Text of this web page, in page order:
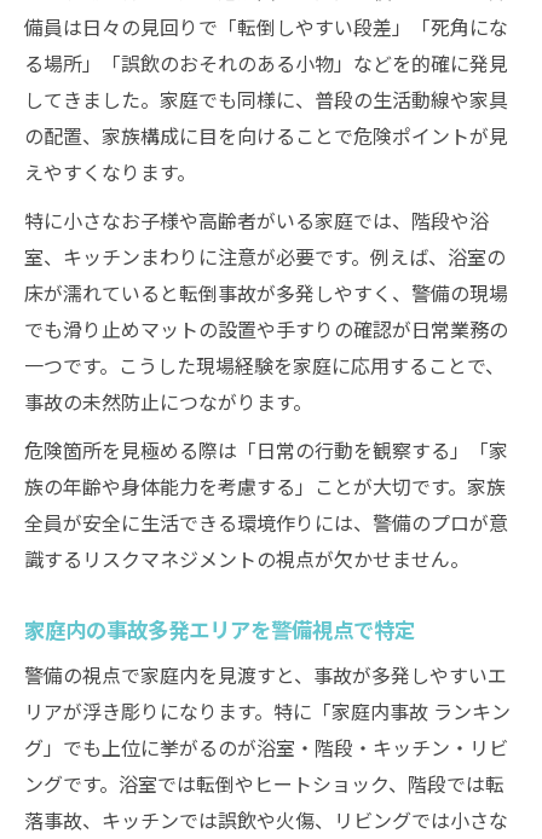
備員は日々の見回りで「転倒しやすい段差」「死角にな
る場所」「誤飲のおそれのある小物」などを的確に発見
してきました。家庭でも同様に、普段の生活動線や家具
の配置、家族構成に目を向けることで危険ポイントが見
えやすくなります。
特に小さなお子様や高齢者がいる家庭では、階段や浴
室、キッチンまわりに注意が必要です。例えば、浴室の
床が濡れていると転倒事故が多発しやすく、警備の現場
でも滑り止めマットの設置や手すりの確認が日常業務の
一つです。こうした現場経験を家庭に応用することで、
事故の未然防止につながります。
危険箇所を見極める際は「日常の行動を観察する」「家
族の年齢や身体能力を考慮する」ことが大切です。家族
全員が安全に生活できる環境作りには、警備のプロが意
識するリスクマネジメントの視点が欠かせません。
家庭内の事故多発エリアを警備視点で特定
警備の視点で家庭内を見渡すと、事故が多発しやすいエ
リアが浮き彫りになります。特に「家庭内事故 ランキン
グ」でも上位に挙がるのが浴室・階段・キッチン・リビ
ングです。浴室では転倒やヒートショック、階段では転
落事故、キッチンでは誤飲や火傷、リビングでは小さな